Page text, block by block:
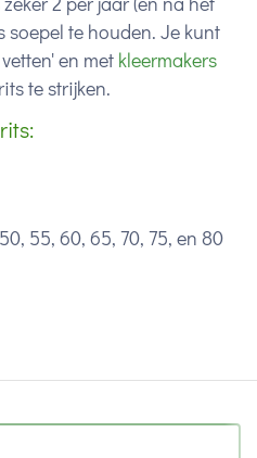
soepel te houden. Je kunt
en met kleermakers
te strijken.
55, 60, 65, 70, 75, en 80